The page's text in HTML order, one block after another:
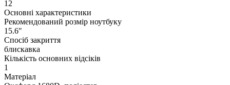
12
Основні характеристики
Рекомендований розмір ноутбуку
15.6"
Спосіб закриття
блискавка
Кількість основних відсіків
1
Матеріал